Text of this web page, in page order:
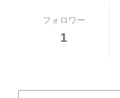
フォロワー
1